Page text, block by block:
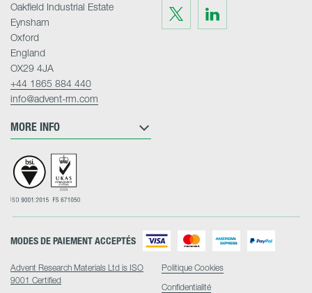
Visit
us
on
Twitter
Visit
on
LinkedIn
MORE INFO
Oakfield Industrial Estate
Eynsham
Oxford
England
OX29 4JA
+44 1865 884 440
info@advent-rm.com
Advent Research Materials Ltd is ISO
9001 Certified
MODES DE PAIEMENT ACCEPTÉS
Politique Cookies
Confidentialité